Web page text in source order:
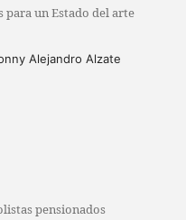
un Estado del arte
Alejandro Alzate
pensionados